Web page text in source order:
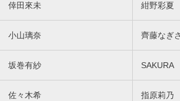
倖田來未 紺野彩夏
小山璃奈 齊藤なぎさ
坂巻有紗 SAKURA
佐々木希 指原莉乃